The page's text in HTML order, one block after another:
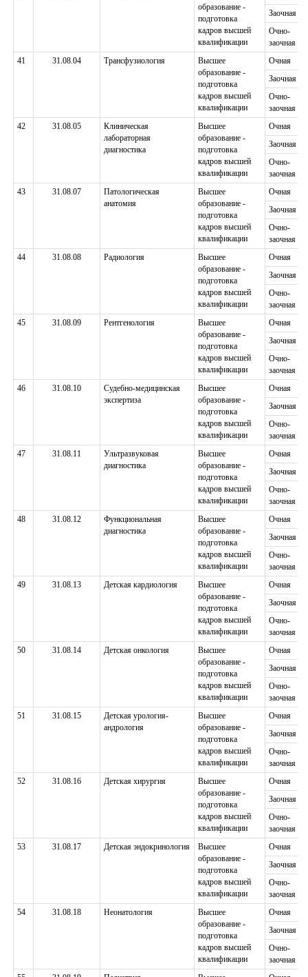
образование -
подготовка
кадров высшей
квалификации
Заочная
Очно-
заочная
41
31.08.04 Трансфузиология
Высшее
образование -
подготовка
кадров высшей
квалификации
Очная
Заочная
Очно-
заочная
42
31.08.05
Клиническая
лабораторная
диагностика
Высшее
образование -
подготовка
кадров высшей
квалификации
Очная
Заочная
Очно-
заочная
43
31.08.07
Патологическая
анатомия
Высшее
образование -
подготовка
кадров высшей
квалификации
Очная
Заочная
Очно-
заочная
44
31.08.08 Радиология
Высшее
образование -
подготовка
кадров высшей
квалификации
Очная
Заочная
Очно-
заочная
45
31.08.09 Рентгенология
Высшее
образование -
подготовка
кадров высшей
квалификации
Очная
Заочная
Очно-
заочная
46
31.08.10
Судебно-медицинская
экспертиза
Высшее
образование -
подготовка
кадров высшей
квалификации
Очная
Заочная
Очно-
заочная
47
31.08.11
Ультразвуковая
диагностика
Высшее
образование -
подготовка
кадров высшей
квалификации
Очная
Заочная
Очно-
заочная
48
31.08.12
Функциональная
диагностика
Высшее
образование -
подготовка
кадров высшей
квалификации
Очная
Заочная
Очно-
заочная
49
31.08.13 Детская кардиология
Высшее
образование -
подготовка
кадров высшей
квалификации
Очная
Заочная
Очно-
заочная
50
31.08.14 Детская онкология
Высшее
образование -
подготовка
кадров высшей
квалификации
Очная
Заочная
Очно-
заочная
51
31.08.15
Детская урология-
андрология
Высшее
образование -
подготовка
кадров высшей
квалификации
Очная
Заочная
Очно-
заочная
52
31.08.16 Детская хирургия
Высшее
образование -
подготовка
кадров высшей
квалификации
Очная
Заочная
Очно-
заочная
53
31.08.17 Детская эндокринология
Высшее
образование -
подготовка
кадров высшей
квалификации
Очная
Заочная
Очно-
заочная
54
31.08.18 Неонатология
Высшее
образование -
подготовка
кадров высшей
квалификации
Очная
Заочная
Очно-
заочная